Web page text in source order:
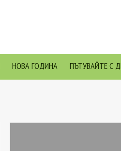
НОВА ГОДИНА ПЪТУВАЙТЕ С